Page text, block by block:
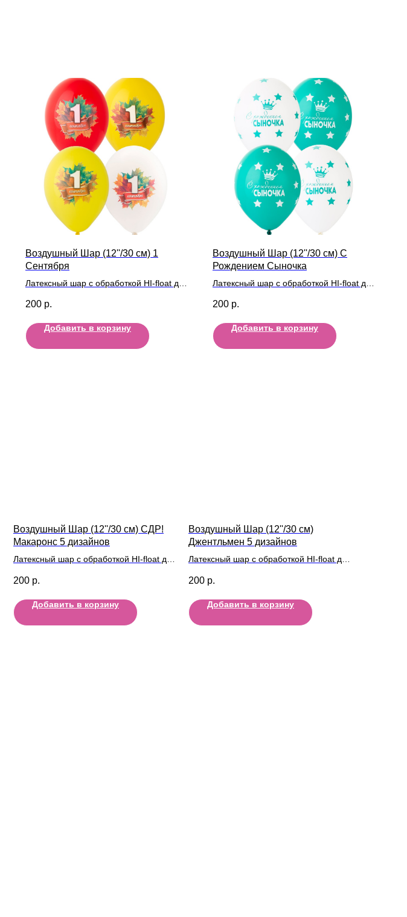
Воздушный Шар (12''/30 см) 1
Сентября
Латексный шар с обработкой HI-float для
200 р.
Добавить в корзину
Воздушный Шар (12''/30 см) С
Рождением Сыночка
Латексный шар с обработкой HI-float для
200 р.
Добавить в корзину
Воздушный Шар (12''/30 см) СДР!
Макаронс 5 дизайнов
Латексный шар с обработкой HI-float для
200 р.
Добавить в корзину
Воздушный Шар (12''/30 см)
Джентльмен 5 дизайнов
Латексный шар с обработкой HI-float для
200 р.
Добавить в корзину